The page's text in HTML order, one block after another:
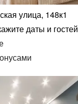
улица, 148к1
даты и гостей